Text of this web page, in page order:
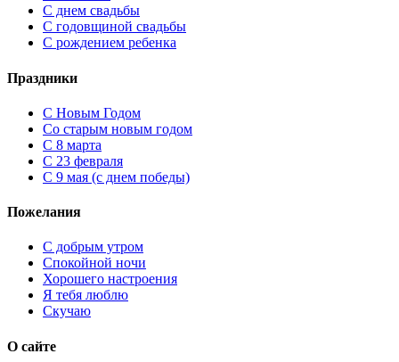
С днем свадьбы
С годовщиной свадьбы
С рождением ребенка
Праздники
C Новым Годом
Cо старым новым годом
С 8 марта
С 23 февраля
С 9 мая (с днем победы)
Пожелания
С добрым утром
Спокойной ночи
Хорошего настроения
Я тебя люблю
Скучаю
О сайте